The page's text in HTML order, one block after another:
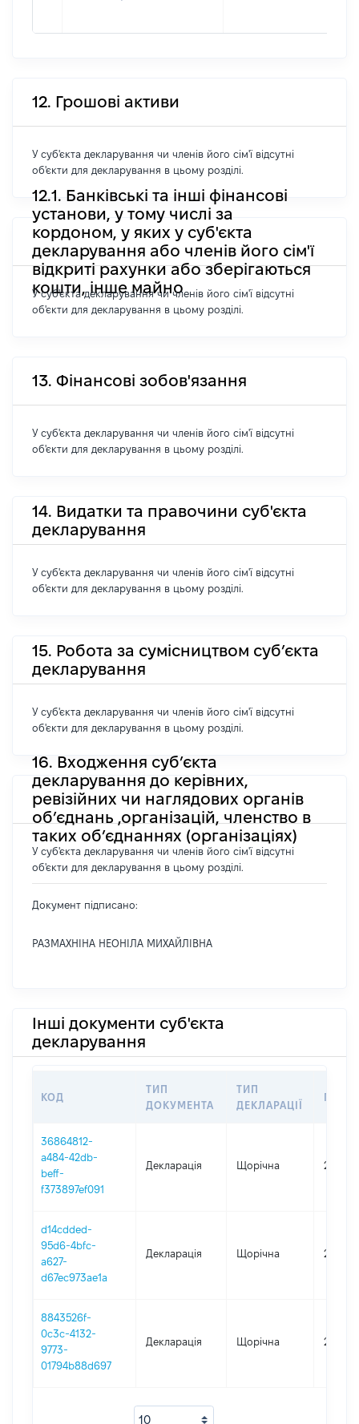
12. Грошові активи
У суб'єкта декларування чи членів його сім'ї відсутні
об'єкти для декларування в цьому розділі.
12.1. Банківські та інші фінансові
установи, у тому числі за
кордоном, у яких у суб'єкта
декларування або членів його сім'ї
відкриті рахунки або зберігаються
кошти, інше майно
У суб'єкта декларування чи членів його сім'ї відсутні
об'єкти для декларування в цьому розділі.
13. Фінансові зобов'язання
У суб'єкта декларування чи членів його сім'ї відсутні
об'єкти для декларування в цьому розділі.
14. Видатки та правочини суб'єкта
декларування
У суб'єкта декларування чи членів його сім'ї відсутні
об'єкти для декларування в цьому розділі.
15. Робота за сумісництвом суб’єкта
декларування
У суб'єкта декларування чи членів його сім'ї відсутні
об'єкти для декларування в цьому розділі.
16. Входження суб’єкта
декларування до керівних,
ревізійних чи наглядових органів
об’єднань ,організацій, членство в
таких об’єднаннях (організаціях)
У суб'єкта декларування чи членів його сім'ї відсутні
об'єкти для декларування в цьому розділі.
Документ підписано:
РАЗМАХНІНА НЕОНІЛА МИХАЙЛІВНА
Інші документи суб'єкта
декларування
КОД
ТИП
ДОКУМЕНТА
ТИП
ДЕКЛАРАЦІЇ
36864812-
a484-42db-
beff-
f373897ef091
Декларація Щорічна 2025
d14cdded-
95d6-4bfc-
a627-
d67ec973ae1a
Декларація Щорічна 2024
8843526f-
0c3c-4132-
9773-
01794b88d697
Декларація Щорічна 2023